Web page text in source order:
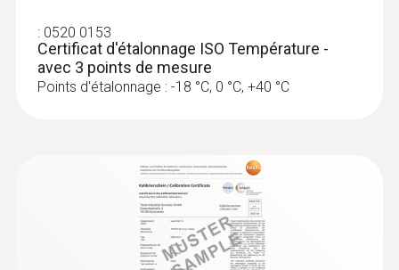
: 0520 0153
Certificat d'étalonnage ISO Température -
avec 3 points de mesure
Points d'étalonnage : -18 °C, 0 °C, +40 °C